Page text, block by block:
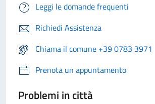
Leggi le domande frequenti
Richiedi Assistenza
Chiama il comune +39 0783 3971
Prenota un appuntamento
Problemi in città